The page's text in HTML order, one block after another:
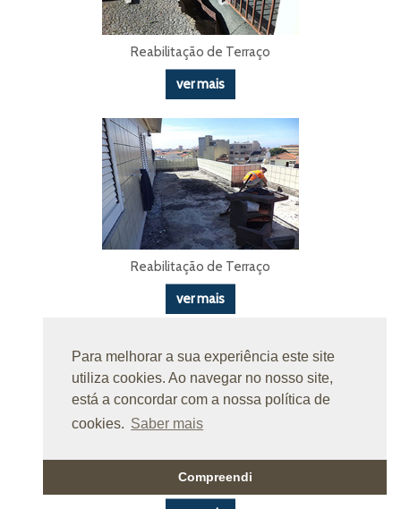
Para melhorar a sua experiência este site
utiliza cookies. Ao navegar no nosso site,
está a concordar com a nossa política de
cookies. Saber mais
Compreendi
Reabilitação de Terraço
ver mais
Reabilitação de Terraço
ver mais
Reabilitação de Terraço